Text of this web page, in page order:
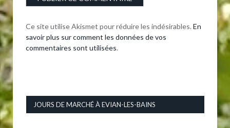
Ce site utilise Akismet pour réduire les indésirables. En
savoir plus sur comment les données de vos
commentaires sont utilisées.
JOURS DE MARCHÉ À EVIAN-LES-BAINS